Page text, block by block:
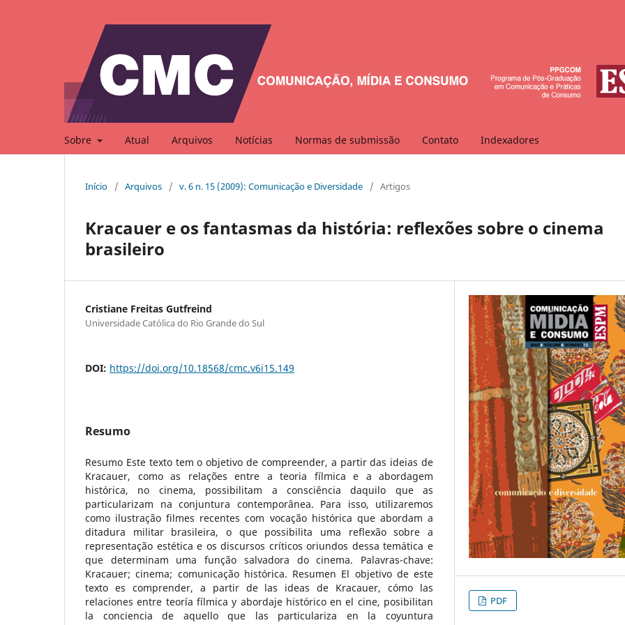
Sobre Atual Arquivos Notícias Normas de submissão Contato Indexadores
Início / Arquivos / v. 6 n. 15 (2009): Comunicação e Diversidade / Artigos
Kracauer e os fantasmas da história: reflexões sobre o cinema
brasileiro
Cristiane Freitas Gutfreind
Universidade Católica do Rio Grande do Sul
DOI: https://doi.org/10.18568/cmc.v6i15.149
Resumo
Resumo Este texto tem o objetivo de compreender, a partir das ideias de
Kracauer, como as relações entre a teoria fílmica e a abordagem
histórica, no cinema, possibilitam a consciência daquilo que as
particularizam na conjuntura contemporânea. Para isso, utilizaremos
como ilustração filmes recentes com vocação histórica que abordam a
ditadura militar brasileira, o que possibilita uma reflexão sobre a
representação estética e os discursos críticos oriundos dessa temática e
que determinam uma função salvadora do cinema. Palavras-chave:
Kracauer; cinema; comunicação histórica. Resumen El objetivo de este
texto es comprender, a partir de las ideas de Kracauer, cómo las
relaciones entre teoría fílmica y abordaje histórico en el cine, posibilitan
la conciencia de aquello que las particulariza en la coyuntura
PDF